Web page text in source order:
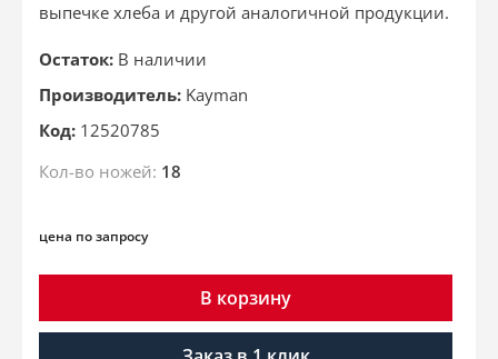
выпечке хлеба и другой аналогичной продукции.
Остаток: В наличии
Производитель: Kayman
Код: 12520785
Кол-во ножей: 18
цена по запросу
В корзину